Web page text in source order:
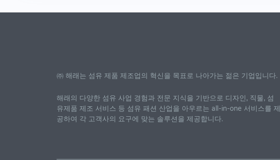
㈜ 해래는 섬유 제품 제조업의 혁신을 목표로 나아가는 젊은 기업입니다.
해래의 다양한 섬유 사업 경험과 전문 지식을 기반으로 디자인, 직물, 섬
유제품 제조 서비스 등 섬유 패션 산업을 아우르는 all-in-one 서비스를 제
공하여 각 고객사의 요구에 맞는 솔루션을 제공합니다.